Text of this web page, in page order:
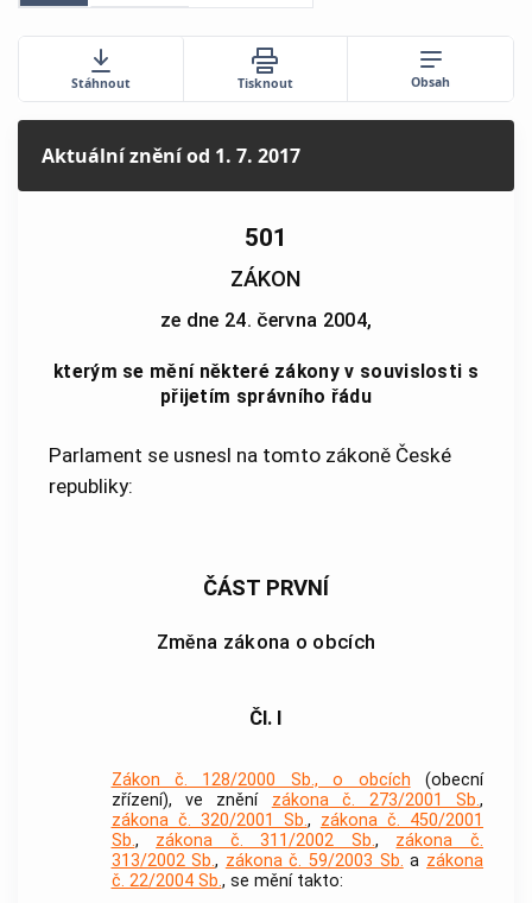
Stáhnout Tisknout Obsah
Aktuální zněníod 1. 7. 2017
501
ZÁKON
ze dne 24. června 2004,
kterým se mění některé zákony v souvislosti s
přijetím správního řádu
Parlament se usnesl na tomto zákoně České
republiky:
ČÁST PRVNÍ
Změna zákona o obcích
Čl. I
Zákon č. 128/2000 Sb., o obcích (obecní
zřízení), ve znění zákona č. 273/2001 Sb.,
zákona č. 320/2001 Sb., zákona č. 450/2001
Sb., zákona č. 311/2002 Sb., zákona č.
313/2002 Sb., zákona č. 59/2003 Sb. a zákona
č. 22/2004 Sb., se mění takto: